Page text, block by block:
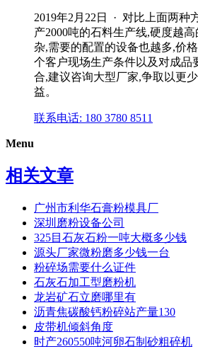
2019年2月22日 · 对比上面两种
产2000吨的石料生产线,硬度越
杂,需要的配置的设备也越多,价
个客户现场生产条件以及对成品
合,建议咨询大型厂家,争取以更
益。
联系电话: 180 3780 8511
Menu
相关文章
广州市利华石膏粉模具厂
深圳磨粉设备公司
325目石灰石粉一吨大概多少钱
源头厂家微粉磨多少钱一台
粉碎场需要什么证件
石灰石加工型磨粉机
龙岩矿石立磨哪里有
沥青焦碳酸钙粉碎站产量130
皮带机倾斜角度
时产260550吨河卵石制砂粗碎机